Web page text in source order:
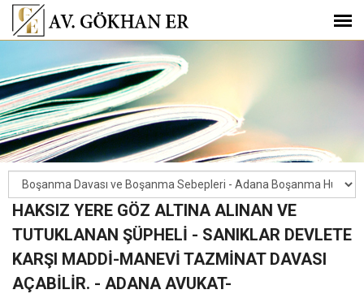
HAKSIZ YERE GÖZ ALTINA ALINAN VE
TUTUKLANAN ŞÜPHELİ - SANIKLAR DEVLETE
KARŞI MADDİ-MANEVİ TAZMİNAT DAVASI
AÇABİLİR. - ADANA AVUKAT-